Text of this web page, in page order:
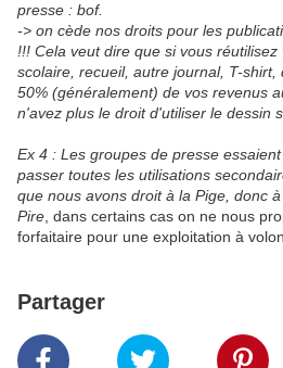
presse : bof.
-> on cède nos droits pour les
!!! Cela veut dire que si vous
scolaire, recueil, autre journal, T-
50% (généralement) de vos revenus
n'avez plus le droit d'utiliser le dessin
Ex 4 : Les groupes de presse
passer toutes les utilisations
que nous avons droit à la Pige, donc à
Pire , dans certains cas on ne nous
forfaitaire pour une exploitation à
Partager